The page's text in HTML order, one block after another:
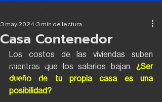
arquitectura
contrucción
Casa Contenedor
3 may 2024 3 min de lectura
Los costos de las viviendas suben
mientras que los salarios bajan. ¿Ser
dueño de tu propia casa es una
posibilidad?